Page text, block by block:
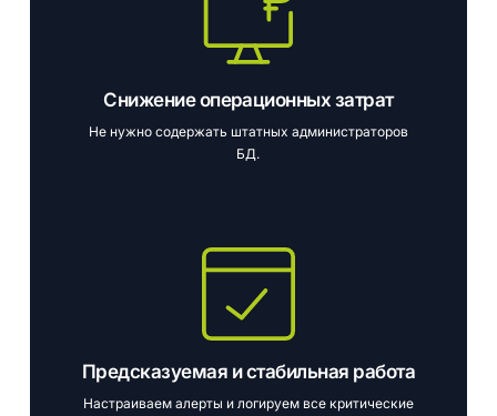
Снижение операционных затрат
Не нужно содержать штатных администраторов
БД.
Предсказуемая и стабильная работа
Настраиваем алерты и логируем все критические